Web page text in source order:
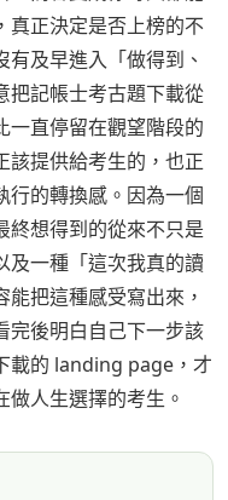
真正決定是否上榜的不
及早進入「做得到、
把記帳士考古題下載從
一直停留在觀望階段的
該提供給考生的，也正
行的轉換感。因為一個
終想得到的從來不只是
及一種「這次我真的讀
把這種感受寫出來，
完後明白自己下一步該
載的 landing page，才
人生選擇的考生。